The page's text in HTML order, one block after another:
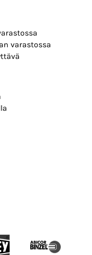
varastossa